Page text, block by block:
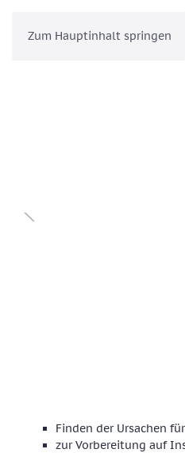
Zum Hauptinhalt springen
Finden der Ursachen
zur Vorbereitung auf